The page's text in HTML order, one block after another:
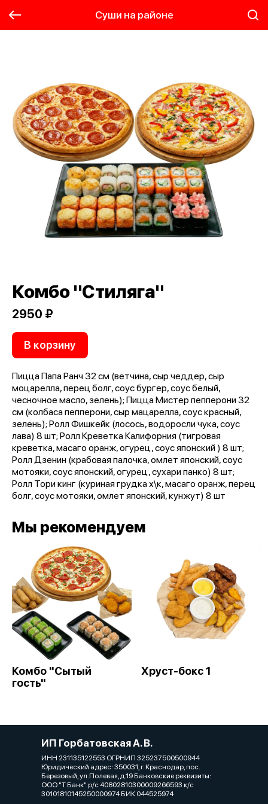
Суши на районе
Комбо "Стиляга"
2950 ₽
В корзину
Пицца Папа Ранч 32 см (ветчина, сыр чеддер, сыр
моцарелла, перец болг, соус бургер, соус белый,
чесночное масло, зелень); Пицца Мистер пепперони 32
см (колбаса пепперони, сыр мацарелла, соус красный,
зелень); Ролл Фишкейк (лосось, водоросли чука, соус
лава) 8 шт; Ролл Креветка Калифорния (тигровая
креветка, масаго оранж, огурец, соус японский ) 8 шт;
Ролл Дзенин (крабовая палочка, омлет японский, соус
мотояки, соус японский, огурец, сухари панко) 8 шт;
Ролл Тори кинг (куриная грудка х\к, масаго оранж, перец
болг, соус мотояки, омлет японский, кунжут) 8 шт
Мы рекомендуем
Комбо "Сытый
гость"
Хруст-бокс 1
ИП Горбатовская А. В.
ИНН 231135122553 ОГРНИП 325237500500944
Юридический адрес: 350031, г. Краснодар, пос.
Березовый, ул.Полевая,д.19 Банковские реквизиты:
ООО "Т Банк" р/с 40802810300009266593 к/с
30101810145250000974 БИК 044525974